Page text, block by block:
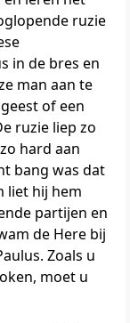
ruzie
in de bres en
man aan te
of een
ruzie liep zo
hard aan
bang was dat
liet hij hem
partijen en
de Here bij
Zoals u
moet u